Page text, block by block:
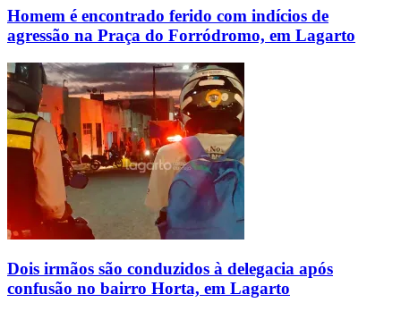
Homem é encontrado ferido com indícios de
agressão na Praça do Forródromo, em Lagarto
Dois irmãos são conduzidos à delegacia após
confusão no bairro Horta, em Lagarto